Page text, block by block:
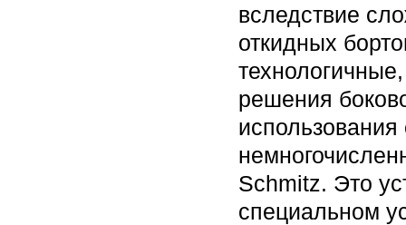
вследствие
откидных
решения
Schmitz. Это
специальном